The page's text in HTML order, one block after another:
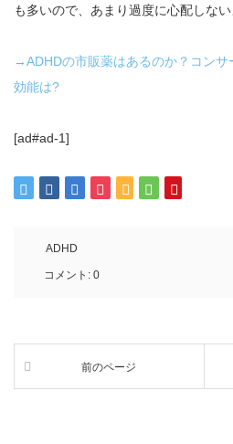
も多いので、あまり過度に心配しない
→ADHDの市販薬はあるのか？コン
効能は?
[ad#ad-1]
ADHD
コメント: 0
前のページ